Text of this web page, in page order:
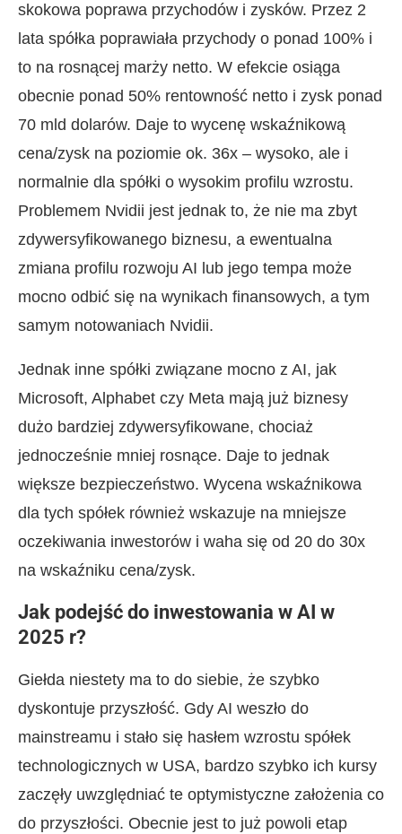
skokowa poprawa przychodów i zysków. Przez 2
lata spółka poprawiała przychody o ponad 100% i
to na rosnącej marży netto. W efekcie osiąga
obecnie ponad 50% rentowność netto i zysk ponad
70 mld dolarów. Daje to wycenę wskaźnikową
cena/zysk na poziomie ok. 36x – wysoko, ale i
normalnie dla spółki o wysokim profilu wzrostu.
Problemem Nvidii jest jednak to, że nie ma zbyt
zdywersyfikowanego biznesu, a ewentualna
zmiana profilu rozwoju AI lub jego tempa może
mocno odbić się na wynikach finansowych, a tym
samym notowaniach Nvidii.
Jednak inne spółki związane mocno z AI, jak
Microsoft, Alphabet czy Meta mają już biznesy
dużo bardziej zdywersyfikowane, chociaż
jednocześnie mniej rosnące. Daje to jednak
większe bezpieczeństwo. Wycena wskaźnikowa
dla tych spółek również wskazuje na mniejsze
oczekiwania inwestorów i waha się od 20 do 30x
na wskaźniku cena/zysk.
Jak podejść do inwestowania w AI w
2025 r?
Giełda niestety ma to do siebie, że szybko
dyskontuje przyszłość. Gdy AI weszło do
mainstreamu i stało się hasłem wzrostu spółek
technologicznych w USA, bardzo szybko ich kursy
zaczęły uwzględniać te optymistyczne założenia co
do przyszłości. Obecnie jest to już powoli etap